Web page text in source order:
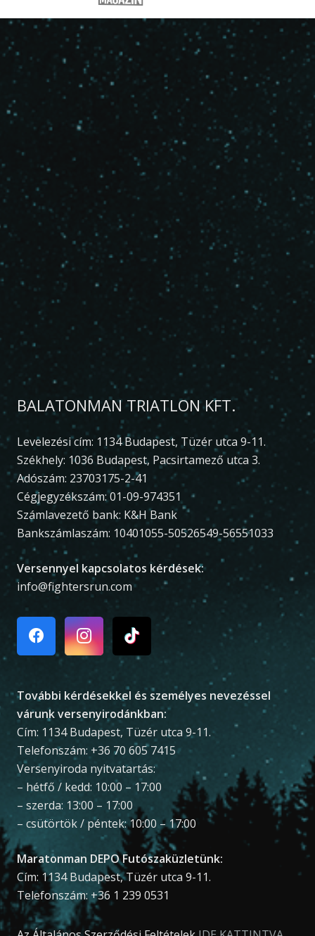
BALATONMAN TRIATLON KFT.
Levelezési cím: 1134 Budapest, Tüzér utca 9-11.
Székhely: 1036 Budapest, Pacsirtamező utca 3.
Adószám: 23703175-2-41
Cégjegyzékszám: 01-09-974351
Számlavezető bank: K&H Bank
Bankszámlaszám: 10401055-50526549-56551033
Versennyel kapcsolatos kérdések:
info@fightersrun.com
További kérdésekkel és személyes nevezéssel
várunk versenyirodánkban:
Cím: 1134 Budapest, Tüzér utca 9-11.
Telefonszám: +36 70 605 7415
Versenyiroda nyitvatartás:
– hétfő / kedd: 10:00 – 17:00
– szerda: 13:00 – 17:00
– csütörtök / péntek: 10:00 – 17:00
Maratonman DEPO Futószaküzletünk:
Cím: 1134 Budapest, Tüzér utca 9-11.
Telefonszám: +36 1 239 0531